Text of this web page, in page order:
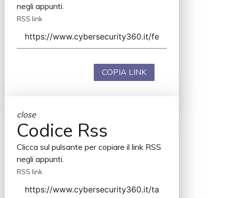
negli appunti.
RSS link
COPIA LINK
close
Codice Rss
Clicca sul pulsante per copiare il link RSS
negli appunti.
RSS link